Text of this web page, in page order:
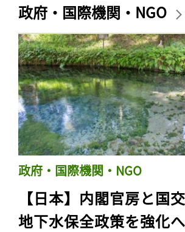
政府・国際機関・NGO
政府・国際機関・NGO
【日本】内閣官房と国交
地下水保全政策を強化